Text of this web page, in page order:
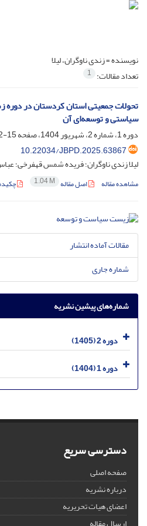
نویسنده =زندی ناوگران، لیلا
تعداد مقالات: 1
سیاستی و توسعه‌ای آن
دوره 1، شماره 2، شهریور 1404، صفحه
15-32
10.22034/JBPD.2025.63867
لیلا زندی ناوگران؛ فریده شمس قهفرخی؛
مشاهده مقاله اصل مقاله 1.04 M
مقالات آماده انتشار
شماره جاری
شماره‌های پیشین نشریه
دوره 2 (1405)
دوره 1 (1404)
دسترسی سریع
صفحه اصلی
درباره نشریه
اعضای هیات تحریریه